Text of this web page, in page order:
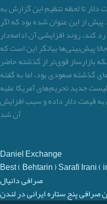
تا لحظه تنظیم این گزارش به
است. پیش از این عنوان شده بود که اگر
هزار و ۲۰۰ تومان را رد کند، روند افزایشی آن ادامه‌دار
پیش‌بینی‌ها بیانگر این است که
بازارساز قوی‌تر از گذشته حاضر
گذشته صعودی بود، اما به گفته
جدید تحریم‌های آمریکا علیه
قیمت دلار داده و سبب افزایش
آن شد
Daniel Exchange
Best ( Behtarin ) Sarafi Irani
صرافی دانیال